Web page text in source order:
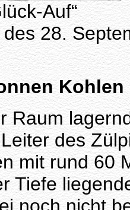
Auf“
28.
Kohlen
Raum
des
mit rund 60
Tiefe